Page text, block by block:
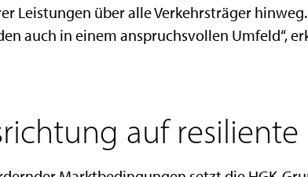
Leistungen über alle Verkehrsträger
auch in einem anspruchsvollen Umfeld“,
auf resiliente